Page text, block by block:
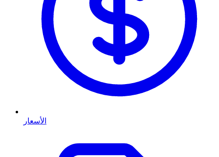
الأسعار